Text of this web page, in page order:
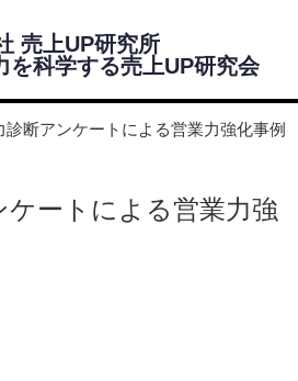
社 売上UP研究所
科学する売上UP研究会
診断アンケートによる営業力強化事例
ケートによる営業力強